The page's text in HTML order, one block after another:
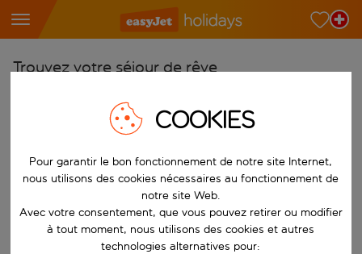
Trouvez votre séjour de rêve
Choisissez votre aéroport
Commencez à taper pour la saisie automatique. Lorsque les
Choisissez votre destination
Vers
Choisissez vos dates
Quand
COOKIES
Pour garantir le bon fonctionnement de notre site Internet,
nous utilisons des cookies nécessaires au fonctionnement de
notre site Web.
Avec votre consentement, que vous pouvez retirer ou modifier
à tout moment, nous utilisons des cookies et autres
technologies alternatives pour: